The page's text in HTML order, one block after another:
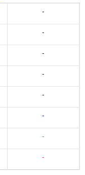
-
-
-
-
-
-
-
-